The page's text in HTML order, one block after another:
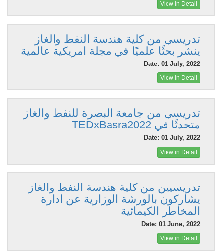
View in Detail
تدريسي من كلية هندسة النفط والغاز
ينشر بحثًا علميًا في مجلة امريكية عالمية
Date: 01 July, 2022
View in Detail
تدريسي من جامعة البصرة للنفط والغاز
متحدثًا في TEDxBasra2022
Date: 01 July, 2022
View in Detail
تدريسيين من كلية هندسة النفط والغاز
يشاركون بالورشة الوزارية عن ادارة
المخاطر الكيمائية
Date: 01 June, 2022
View in Detail